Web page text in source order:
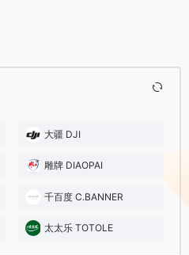
大疆 DJI
雕牌 DIAOPAI
千百度 C.BANNER
太太乐 TOTOLE